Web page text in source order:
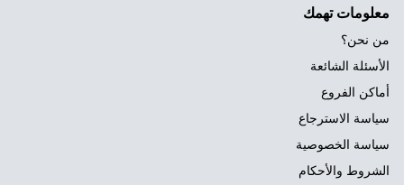
معلومات تهمك
من نحن؟
الأسئلة الشائعة
أماكن الفروع
سياسة الاسترجاع
سياسة الخصوصية
الشروط والأحكام